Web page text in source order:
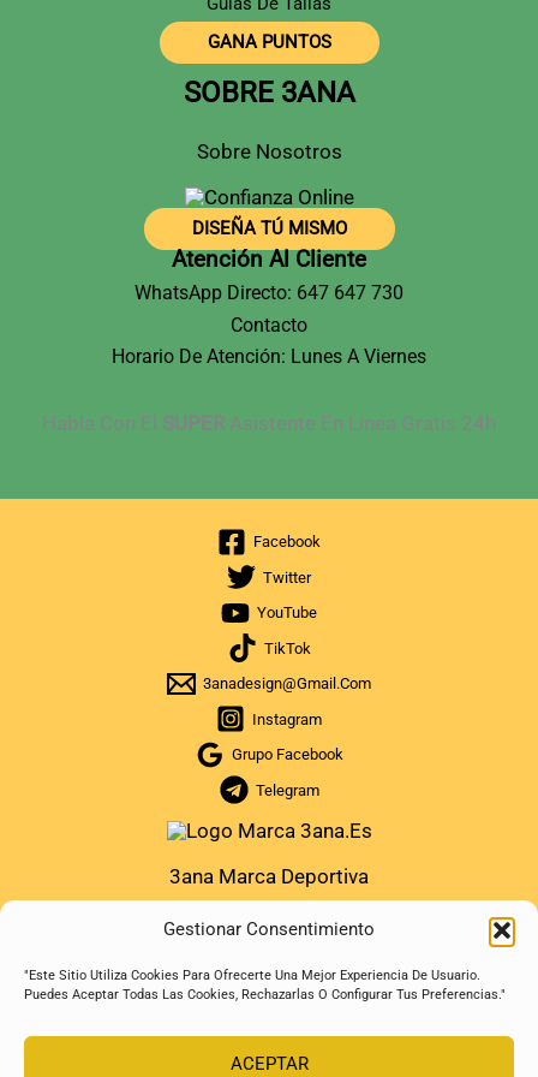
Gestionar Consentimiento
"Este Sitio Utiliza Cookies Para Ofrecerte Una Mejor Experiencia De Usuario.
Puedes Aceptar Todas Las Cookies, Rechazarlas O Configurar Tus Preferencias."
ACEPTAR
GANA PUNTOS
SOBRE 3ANA
Sobre Nosotros
DISEÑA TÚ MISMO
Atención Al Cliente
WhatsApp Directo: 647 647 730
Contacto
Horario De Atención: Lunes A Viernes
Habla Con El SUPER Asistente En Linea Gratis 24h
Facebook
Twitter
YouTube
TikTok
3anadesign@gmail.com
Instagram
Grupo Facebook
Telegram
3ana Marca Deportiva